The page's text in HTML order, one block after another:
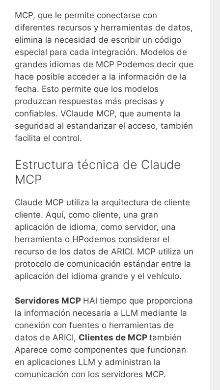
MCP, que le permite conectarse con
diferentes recursos y herramientas de datos,
elimina la necesidad de escribir un código
especial para cada integración. Modelos de
grandes idiomas de MCP Podemos decir que
hace posible acceder a la información de la
fecha. Esto permite que los modelos
produzcan respuestas más precisas y
confiables. VClaude MCP, que aumenta la
seguridad al estandarizar el acceso, también
facilita el control.
Estructura técnica de Claude
MCP
Claude MCP utiliza la arquitectura de cliente
cliente. Aquí, como cliente, una gran
aplicación de idioma, como servidor, una
herramienta o HPodemos considerar el
recurso de los datos de ARICI. MCP utiliza un
protocolo de comunicación estándar entre la
aplicación del idioma grande y el vehículo.
Servidores MCP HAl tiempo que proporciona
la información necesaria a LLM mediante la
conexión con fuentes o herramientas de
datos de ARICI, Clientes de MCP también
Aparece como componentes que funcionan
en aplicaciones LLM y administran la
comunicación con los servidores MCP.